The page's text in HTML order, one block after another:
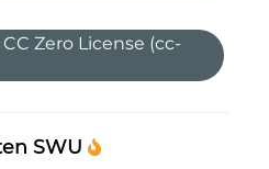
Zero License (cc-
SWU